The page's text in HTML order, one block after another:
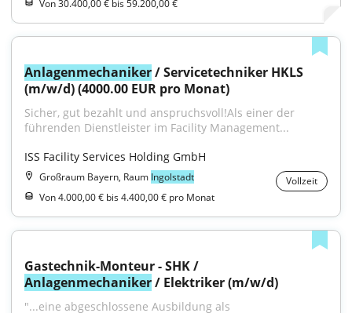
Von 30.400,00 € bis 59.200,00 €
Anlagenmechaniker / Servicetechniker HKLS
(m/w/d) (4000.00 EUR pro Monat)
Sicher, gut bezahlt und anspruchsvoll!Als einer der
führenden Dienstleister im Facility Management...
ISS Facility Services Holding GmbH
Großraum Bayern, Raum Ingolstadt
Vollzeit
Von 4.000,00 € bis 4.400,00 € pro Monat
Anlagenmechaniker / Elektriker (m/w/d)